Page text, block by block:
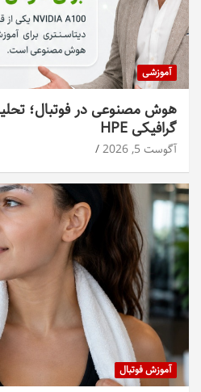
آموزشی
هوش مصنوعی در فوتبال؛
گرافیکی HPE
آگوست 5, 2026
آموزش فوتبال